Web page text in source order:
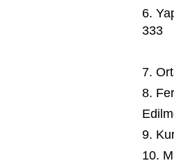
6.
333
7.
8.
9.
10.